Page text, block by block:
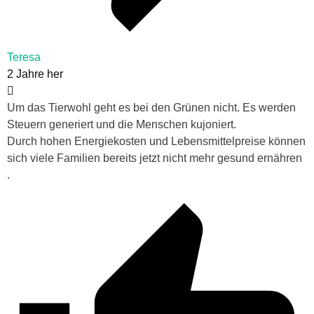
Teresa
2 Jahre her
Um das Tierwohl geht es bei den Grünen nicht. Es werden
Steuern generiert und die Menschen kujoniert.
Durch hohen Energiekosten und Lebensmittelpreise können
sich viele Familien bereits jetzt nicht mehr gesund ernähren
.